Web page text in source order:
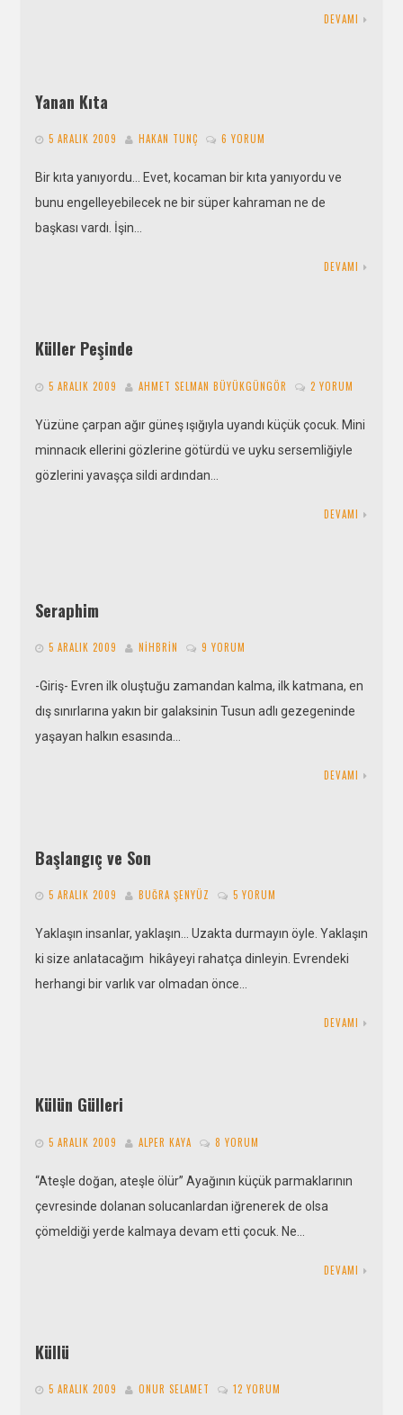
DEVAMI
Yanan Kıta
5 ARALIK 2009 HAKAN TUNÇ 6 YORUM
Bir kıta yanıyordu… Evet, kocaman bir kıta yanıyordu ve
bunu engelleyebilecek ne bir süper kahraman ne de
başkası vardı. İşin…
DEVAMI
Küller Peşinde
5 ARALIK 2009 AHMET SELMAN BÜYÜKGÜNGÖR 2 YORUM
Yüzüne çarpan ağır güneş ışığıyla uyandı küçük çocuk. Mini
minnacık ellerini gözlerine götürdü ve uyku sersemliğiyle
gözlerini yavaşça sildi ardından…
DEVAMI
Seraphim
5 ARALIK 2009 NIHBRIN 9 YORUM
-Giriş- Evren ilk oluştuğu zamandan kalma, ilk katmana, en
dış sınırlarına yakın bir galaksinin Tusun adlı gezegeninde
yaşayan halkın esasında…
DEVAMI
Başlangıç ve Son
5 ARALIK 2009 BUĞRA ŞENYÜZ 5 YORUM
Yaklaşın insanlar, yaklaşın… Uzakta durmayın öyle. Yaklaşın
ki size anlatacağım hikâyeyi rahatça dinleyin. Evrendeki
herhangi bir varlık var olmadan önce…
DEVAMI
Külün Gülleri
5 ARALIK 2009 ALPER KAYA 8 YORUM
“Ateşle doğan, ateşle ölür” Ayağının küçük parmaklarının
çevresinde dolanan solucanlardan iğrenerek de olsa
çömeldiği yerde kalmaya devam etti çocuk. Ne…
DEVAMI
Küllü
5 ARALIK 2009 ONUR SELAMET 12 YORUM